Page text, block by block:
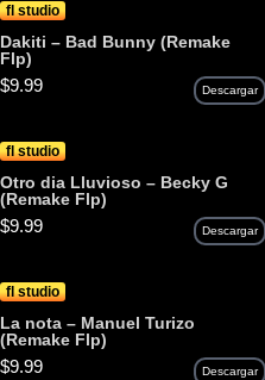
fl studio
Dakiti – Bad Bunny (Remake
Flp)
$9.99 Descargar
fl studio
Otro dia Lluvioso – Becky G
(Remake Flp)
$9.99 Descargar
fl studio
La nota – Manuel Turizo
(Remake Flp)
$9.99 Descargar